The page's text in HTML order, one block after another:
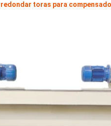
Máquina para fazer madeira
compensada Máquina de mesa
elevatória
toras para compensado